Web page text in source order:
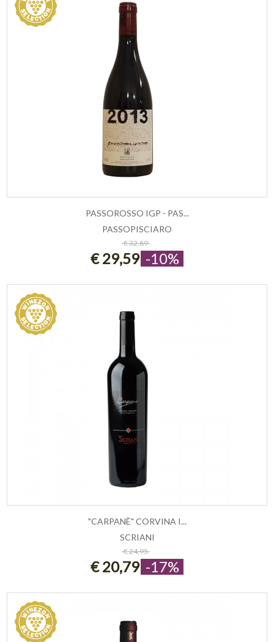
ESAURITO
PASSOROSSO IGP - PAS...
PASSOPISCIARO
€ 32,89
€ 29,59 -10%
ESAURITO
"CARPANÈ" CORVINA I...
SCRIANI
€ 24,95
€ 20,79 -17%